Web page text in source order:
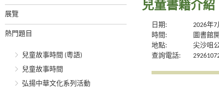
展覽
熱門題目
兒童故事時間 (粵語)
兒童故事時間
弘揚中華文化系列活動
兒童書籍介紹
日期:
2026年
時間:
圖書館
地點:
尖沙咀
查詢電話: